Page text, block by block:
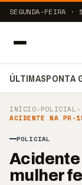
SEGUNDA-FEIRA ·
ÚLTIMASPONTA
INÍCIO›POLICIAL ›
ACIDENTE NA PR-
POLICIAL
Acidente
mulher